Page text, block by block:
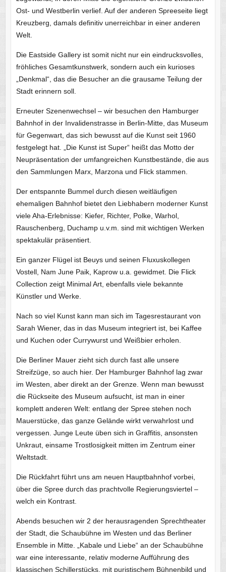
Ost- und Westberlin verlief. Auf der anderen Spreeseite liegt
Kreuzberg, damals definitiv unerreichbar in einer anderen
Welt.
Die Eastside Gallery ist somit nicht nur ein eindrucksvolles,
fröhliches Gesamtkunstwerk, sondern auch ein kurioses
„Denkmal“, das die Besucher an die grausame Teilung der
Stadt erinnern soll.
Erneuter Szenenwechsel – wir besuchen den Hamburger
Bahnhof in der Invalidenstrasse in Berlin-Mitte, das Museum
für Gegenwart, das sich bewusst auf die Kunst seit 1960
festgelegt hat. „Die Kunst ist Super“ heißt das Motto der
Neupräsentation der umfangreichen Kunstbestände, die aus
den Sammlungen Marx, Marzona und Flick stammen.
Der entspannte Bummel durch diesen weitläufigen
ehemaligen Bahnhof bietet den Liebhabern moderner Kunst
viele Aha-Erlebnisse: Kiefer, Richter, Polke, Warhol,
Rauschenberg, Duchamp u.v.m. sind mit wichtigen Werken
spektakulär präsentiert.
Ein ganzer Flügel ist Beuys und seinen Fluxuskollegen
Vostell, Nam June Paik, Kaprow u.a. gewidmet. Die Flick
Collection zeigt Minimal Art, ebenfalls viele bekannte
Künstler und Werke.
Nach so viel Kunst kann man sich im Tagesrestaurant von
Sarah Wiener, das in das Museum integriert ist, bei Kaffee
und Kuchen oder Currywurst und Weißbier erholen.
Die Berliner Mauer zieht sich durch fast alle unsere
Streifzüge, so auch hier. Der Hamburger Bahnhof lag zwar
im Westen, aber direkt an der Grenze. Wenn man bewusst
die Rückseite des Museum aufsucht, ist man in einer
komplett anderen Welt: entlang der Spree stehen noch
Mauerstücke, das ganze Gelände wirkt verwahrlost und
vergessen. Junge Leute üben sich in Graffitis, ansonsten
Unkraut, einsame Trostlosigkeit mitten im Zentrum einer
Weltstadt.
Die Rückfahrt führt uns am neuen Hauptbahnhof vorbei,
über die Spree durch das prachtvolle Regierungsviertel –
welch ein Kontrast.
Abends besuchen wir 2 der herausragenden Sprechtheater
der Stadt, die Schaubühne im Westen und das Berliner
Ensemble in Mitte. „Kabale und Liebe“ an der Schaubühne
war eine interessante, relativ moderne Aufführung des
klassischen Schillerstücks, mit puristischem Bühnenbild und